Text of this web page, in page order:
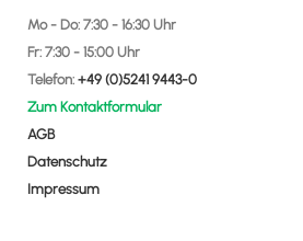
Mo - Do: 7:30 - 16:30 Uhr
Fr: 7:30 - 15:00 Uhr
Telefon: +49 (0)5241 9443-0
Zum Kontaktformular
AGB
Datenschutz
Impressum